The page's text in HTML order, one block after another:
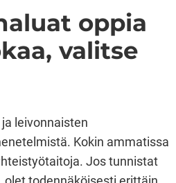
oppia
valitse
leivonnaisten
Kokin ammatissa
Jos tunnistat